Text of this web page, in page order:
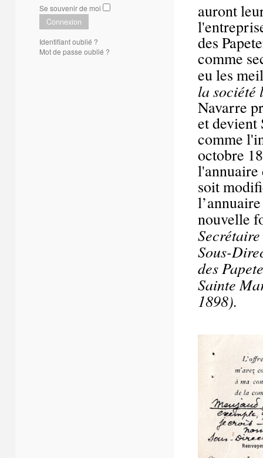
Se souvenir de moi
Connexion
Identifiant oublié ?
Mot de passe oublié ?
auront
des
comme
eu les
la société
Navarre
et devient
comme
octobre
l'annuaire
soit
nouvelle
Sous-
des
Sainte
1898).